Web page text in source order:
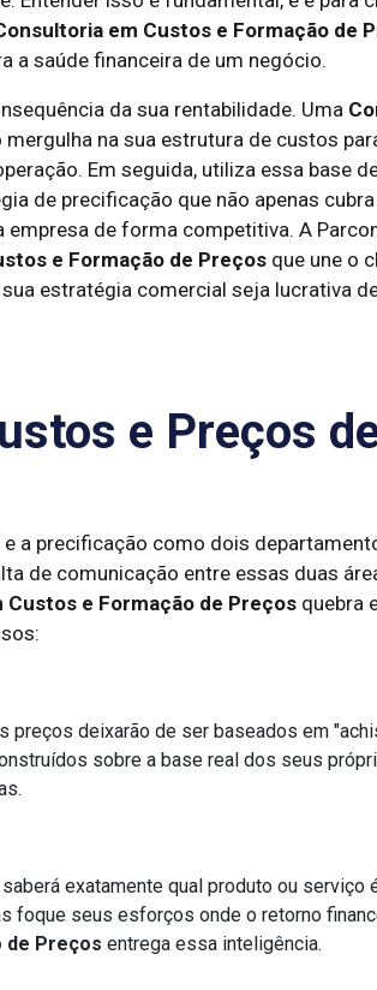
em Custos e Formação de
a saúde financeira de um negócio.
da sua rentabilidade. Uma
mergulha na sua estrutura de custos
Em seguida, utiliza essa base
de precificação que não apenas
de forma competitiva. A
e Formação de Preços que une o
estratégia comercial seja lucrativa
e Preços
a precificação como dois
de comunicação entre essas duas
Custos e Formação de Preços quebra
preços deixarão de ser baseados em
sobre a base real dos seus
exatamente qual produto ou serviço
foque seus esforços onde o retorno
de Preços entrega essa inteligência.